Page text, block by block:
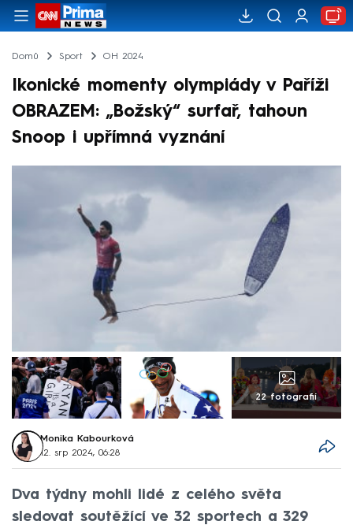
Domů Sport OH 2024
Ikonické momenty olympiády v Paříži
OBRAZEM: „Božský“ surfař, tahoun
Snoop i upřímná vyznání
22 fotografií
Monika Kabourková
12. srp 2024, 06:28
Dva týdny mohli lidé z celého světa
sledovat soutěžící ve 32 sportech a 329